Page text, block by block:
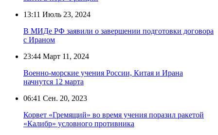
13:11 Июль 23, 2024
В МИДе РФ заявили о завершении подготовки договора
с Ираном
23:44 Март 11, 2024
Военно-морские учения России, Китая и Ирана
начнутся 12 марта
06:41 Сен. 20, 2023
Корвет «Гремящий» во время учения поразил ракетой
«Калибр» условного противника